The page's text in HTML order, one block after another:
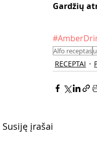
Gardžių
Alfo receptas
RECEPTAI
Susiję įrašai